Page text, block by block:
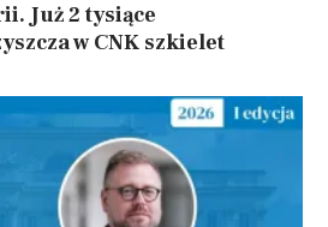
Już 2 tysiące
w CNK szkielet